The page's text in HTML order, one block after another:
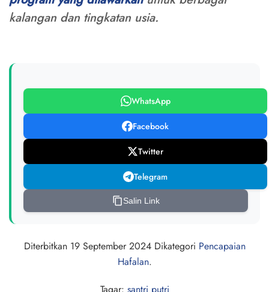
kalangan dan tingkatan usia.
WhatsApp
Facebook
Twitter
Telegram
Salin Link
Diterbitkan 19 September 2024Dikategori Pencapaian
Hafalan.
Tagar: santri putri